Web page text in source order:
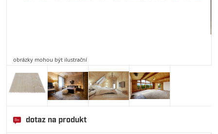
obrázky mohou být ilustrační
dotaz na produkt